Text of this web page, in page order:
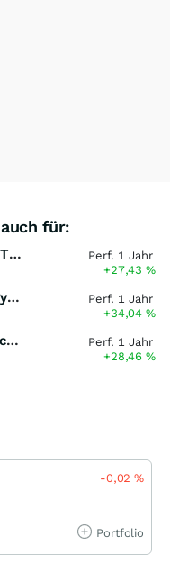
für:
iShares NASDAQ-100® UCITS ETF (DE)
Perf. 1 Jahr
+27,43%
iShares Global Clean Energy UCITS ETF
Perf. 1 Jahr
+34,04%
iShares STOXX Global Select Dividend 100 UCITS ETF (DE)
Perf. 1 Jahr
+28,46%
-0,02%
Portfolio